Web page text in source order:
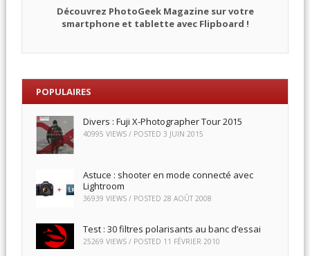
Découvrez PhotoGeek Magazine sur votre
smartphone et tablette avec Flipboard !
POPULAIRES
Divers : Fuji X-Photographer Tour 2015
40995 VIEWS / POSTED 3 JUIN 2015
Astuce : shooter en mode connecté avec
Lightroom
36939 VIEWS / POSTED 28 AOÛT 2008
Test : 30 filtres polarisants au banc d’essai
25269 VIEWS / POSTED 11 FÉVRIER 2010